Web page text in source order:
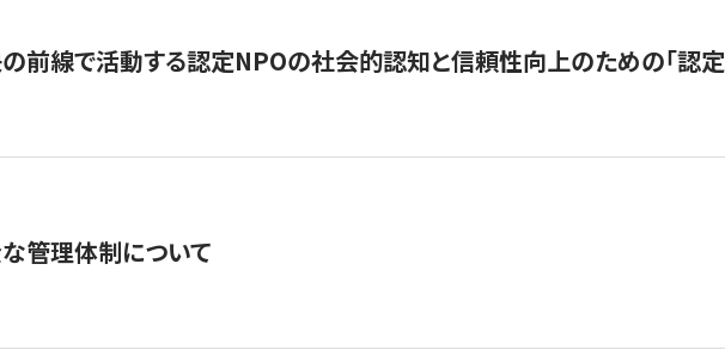
前線で活動する認定NPOの社会的認知と信頼性向上のための「認
管理体制について